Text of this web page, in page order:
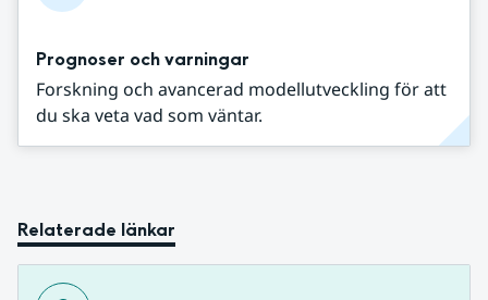
Prognoser och varningar
Forskning och avancerad modellutveckling för att
du ska veta vad som väntar.
Relaterade länkar